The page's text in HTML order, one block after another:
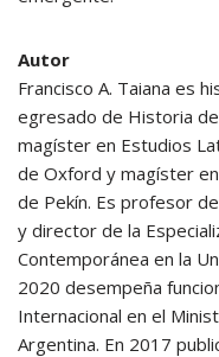
Autor
Francisco A. Taiana es
egresado de Historia
magíster en Estudios
de Oxford y magíster
de Pekín. Es profesor
y director de la
Contemporánea en la
2020 desempeña
Internacional en el
Argentina. En 2017